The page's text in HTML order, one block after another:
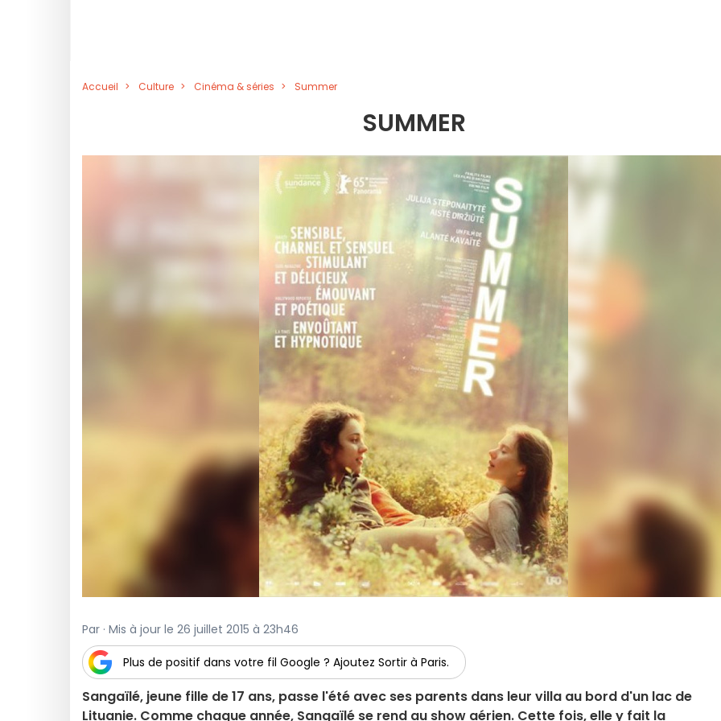
Accueil Culture Cinéma & séries Summer
SUMMER
Par · Mis à jour le 26 juillet 2015 à 23h46
Plus de positif dans votre fil Google ? Ajoutez Sortir à Paris.
Sangaïlé, jeune fille de 17 ans, passe l'été avec ses parents dans leur villa au bord d'un lac de
Lituanie. Comme chaque année, Sangaïlé se rend au show aérien. Cette fois, elle y fait la